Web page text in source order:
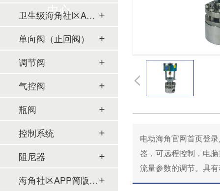
电动海角官网首页登录
器，可远程控制
流量参数的调节。具有动
中心
卫生级海角社区APP简版下载
单向阀（止回阀）
调节阀
气控阀
瓶阀
控制系统
阻尼器
海角社区APP简版下载及管件